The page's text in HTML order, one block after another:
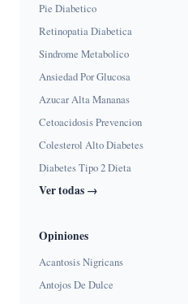
Pie Diabetico
Retinopatia Diabetica
Sindrome Metabolico
Ansiedad Por Glucosa
Azucar Alta Mananas
Cetoacidosis Prevencion
Colesterol Alto Diabetes
Diabetes Tipo 2 Dieta
Ver todas →
Opiniones
Acantosis Nigricans
Antojos De Dulce